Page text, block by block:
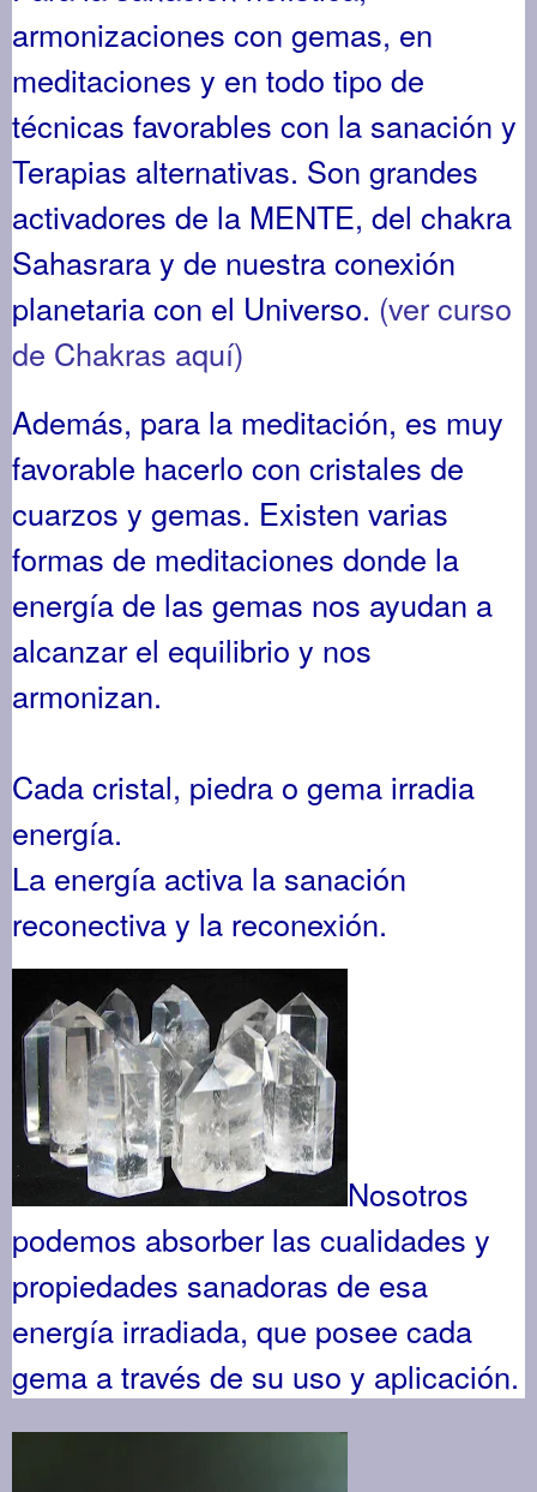
armonizaciones con gemas, en
meditaciones y en todo tipo de
técnicas favorables con la sanación y
Terapias alternativas. Son grandes
activadores de la MENTE, del chakra
Sahasrara y de nuestra conexión
planetaria con el Universo. (ver curso
de Chakras aquí)
Además, para la meditación, es muy
favorable hacerlo con cristales de
cuarzos y gemas. Existen varias
formas de meditaciones donde la
energía de las gemas nos ayudan a
alcanzar el equilibrio y nos
armonizan.
Cada cristal, piedra o gema irradia
energía.
La energía activa la sanación
reconectiva y la reconexión.
Nosotros
podemos absorber las cualidades y
propiedades sanadoras de esa
energía irradiada, que posee cada
gema a través de su uso y aplicación.